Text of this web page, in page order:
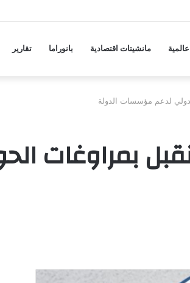
مانشيتات اقتصادية بانوراما تقارير
لدعم مؤسسات الدولة
بمراوغات